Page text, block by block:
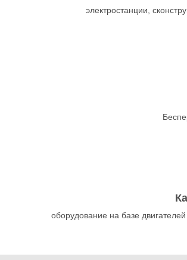
электростанции,
оборудование на базе